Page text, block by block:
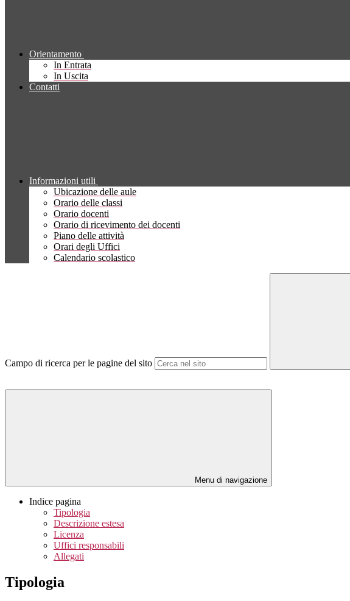
Orientamento
In Entrata
In Uscita
Contatti
Informazioni utili
Ubicazione delle aule
Orario delle classi
Orario docenti
Orario di ricevimento dei docenti
Piano delle attività
Orari degli Uffici
Calendario scolastico
Campo di ricerca per le pagine del sito
Menu di navigazione
Indice pagina
Tipologia
Descrizione estesa
Licenza
Uffici responsabili
Allegati
Tipologia